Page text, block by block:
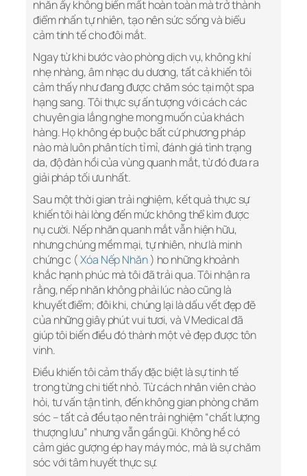
nhăn ấy không biến mất hoàn toàn mà trở thành
điểm nhấn tự nhiên, tạo nên sức sống và biểu
cảm tinh tế cho đôi mắt.
Ngay từ khi bước vào phòng dịch vụ, không khí
nhẹ nhàng, âm nhạc du dương, tất cả khiến tôi
cảm thấy như đang được chăm sóc tại một spa
hạng sang. Tôi thực sự ấn tượng với cách các
chuyên gia lắng nghe mong muốn của khách
hàng. Họ không ép buộc bất cứ phương pháp
nào mà luôn phân tích tỉ mỉ, đánh giá tình trạng
da, độ đàn hồi của vùng quanh mắt, từ đó đưa ra
giải pháp tối ưu nhất.
Sau một thời gian trải nghiệm, kết quả thực sự
khiến tôi hài lòng đến mức không thể kìm được
nụ cười. Nếp nhăn quanh mắt vẫn hiện hữu,
nhưng chúng mềm mại, tự nhiên, như là minh
chứng c (Xóa Nếp Nhăn) ho những khoảnh
khắc hạnh phúc mà tôi đã trải qua. Tôi nhận ra
rằng, nếp nhăn không phải lúc nào cũng là
khuyết điểm; đôi khi, chúng lại là dấu vết đẹp đẽ
của những giây phút vui tươi, và V Medical đã
giúp tôi biến điều đó thành một vẻ đẹp được tôn
vinh.
Điều khiến tôi cảm thấy đặc biệt là sự tinh tế
trong từng chi tiết nhỏ. Từ cách nhân viên chào
hỏi, tư vấn tận tình, đến không gian phòng chăm
sóc – tất cả đều tạo nên trải nghiệm “chất lượng
thượng lưu” nhưng vẫn gần gũi. Không hề có
cảm giác gượng ép hay máy móc, mà là sự chăm
sóc với tâm huyết thực sự.